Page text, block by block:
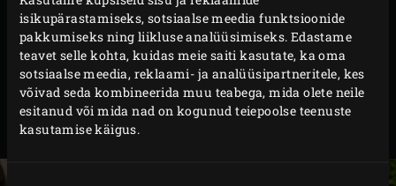
isikupärastamiseks, sotsiaalse meedia funktsioonide
pakkumiseks ning liikluse analüüsimiseks. Edastame
teavet selle kohta, kuidas meie saiti kasutate, ka oma
sotsiaalse meedia, reklaami- ja analüüsipartneritele, kes
võivad seda kombineerida muu teabega, mida olete neile
esitanud või mida nad on kogunud teiepoolse teenuste
kasutamise käigus.
seemned ja sisu ning haki tšilli peeneks. Koori
küüslauk ja haki peeneks. Purusta sidrunheina
vars noaseljaga. Sega kõik marinaadi koostisosad
omavahel kokku.
Sega omavahel marinaad ja kanatükid ning lase
neil üleöö külmkapis seista.